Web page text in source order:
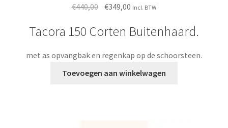
€440,00 Oorspronkelijke
was:
€349,00 Huidige
is:
Incl. BTW
Tacora 150 Corten Buitenhaard.
met as opvangbak en regenkap op de schoorsteen.
Toevoegen aan winkelwagen